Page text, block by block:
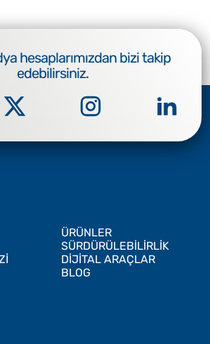
hesaplarımızdan bizi takip
edebilirsiniz.
ÜRÜNLER
SÜRDÜRÜLEBİLİRLİK
DİJİTAL ARAÇLAR
BLOG